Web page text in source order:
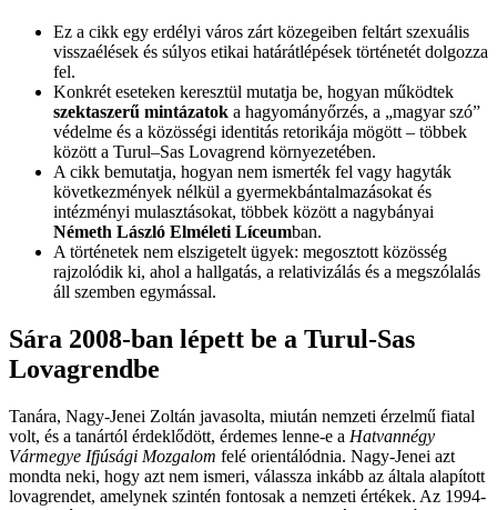
Ez a cikk egy erdélyi város zárt közegeiben feltárt szexuális
visszaélések és súlyos etikai határátlépések történetét dolgozza
fel.
Konkrét eseteken keresztül mutatja be, hogyan működtek
szektaszerű mintázatok a hagyományőrzés, a „magyar szó”
védelme és a közösségi identitás retorikája mögött – többek
között a Turul–Sas Lovagrend környezetében.
A cikk bemutatja, hogyan nem ismerték fel vagy hagyták
következmények nélkül a gyermekbántalmazásokat és
intézményi mulasztásokat, többek között a nagybányai
Németh László Elméleti Líceumban.
A történetek nem elszigetelt ügyek: megosztott közösség
rajzolódik ki, ahol a hallgatás, a relativizálás és a megszólalás
áll szemben egymással.
Sára 2008-ban lépett be a Turul-Sas
Lovagrendbe
Tanára, Nagy-Jenei Zoltán javasolta, miután nemzeti érzelmű fiatal
volt, és a tanártól érdeklődött, érdemes lenne-e a Hatvannégy
Vármegye Ifjúsági Mozgalom felé orientálódnia. Nagy-Jenei azt
mondta neki, hogy azt nem ismeri, válassza inkább az általa alapított
lovagrendet, amelynek szintén fontosak a nemzeti értékek. Az 1994-